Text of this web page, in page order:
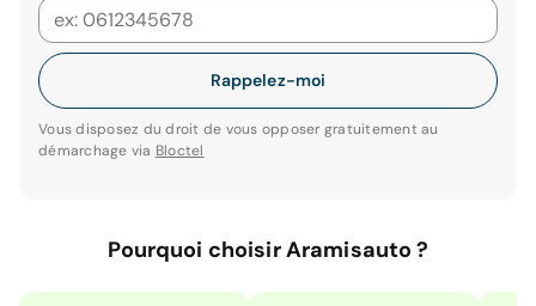
Rappelez-moi
Vous disposez du droit de vous opposer gratuitement au
démarchage via Bloctel
Pourquoi choisir Aramisauto ?